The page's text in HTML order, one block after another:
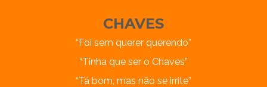
CHAVES
“Foi sem querer querendo”
“Tinha que ser o Chaves”
“Tá bom, mas não se irrite”